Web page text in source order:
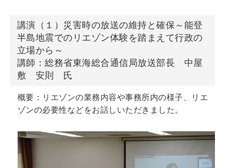
講演（１）災害時の放送の維持と確保～能登
半島地震でのリエゾン体験を踏まえて行政の
立場から～
講師：総務省東海総合通信局放送部長 中屋
敷 安則 氏
概要：リエゾンの業務内容や事務所内の様子、リエ
ゾンの必要性などをお話しいただきました。